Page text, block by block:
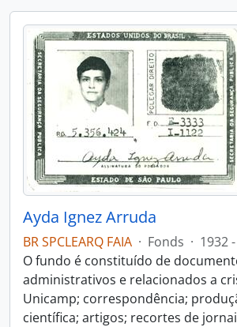
Ayda Ignez Arruda
BR SPCLEARQ FAIA · Fonds · 1932
O fundo é constituído de
administrativos e relacionados a
Unicamp; correspondência;
científica; artigos; recortes de